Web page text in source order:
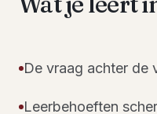
De vraag achter de
Leerbehoeften